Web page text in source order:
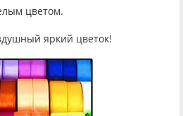
цветом.
яркий цветок!